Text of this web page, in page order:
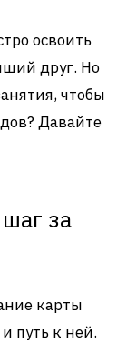
освоить
друг. Но
чтобы
Давайте
за
карты
путь к ней.